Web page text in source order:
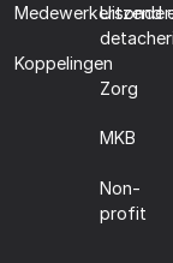
Koppelingen
Uitzend
Zorg
MKB
Non-
profit